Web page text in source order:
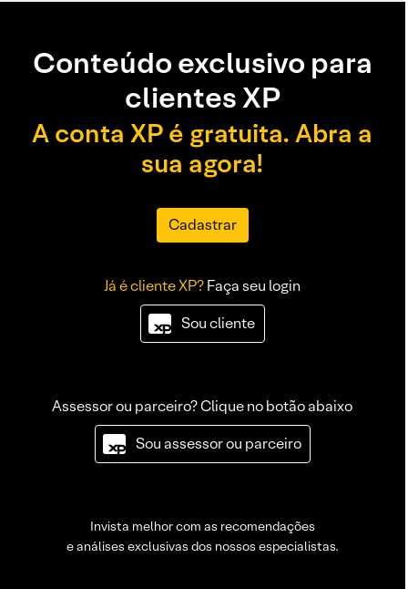
Conteúdo exclusivo para
clientes XP
A conta XP é gratuita. Abra a
sua agora!
Cadastrar
Já é cliente XP?Faça seu login
Sou cliente
Assessor ou parceiro? Clique no botão abaixo
Sou assessor ou parceiro
Invista melhor com as recomendações
e análises exclusivas dos nossos especialistas.